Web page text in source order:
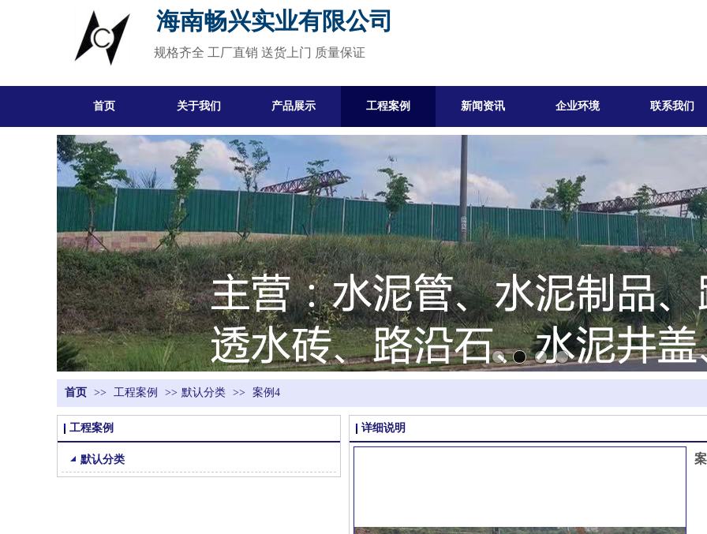
规格齐全 工厂直销 送货上门 质量保证
海南畅兴实业有限公司
首页 关于我们 产品展示 工程案例 新闻资讯 企业环境 联系我们
首页 >> 工程案例 >> 默认分类 >> 案例4
工程案例
默认分类
详细说明